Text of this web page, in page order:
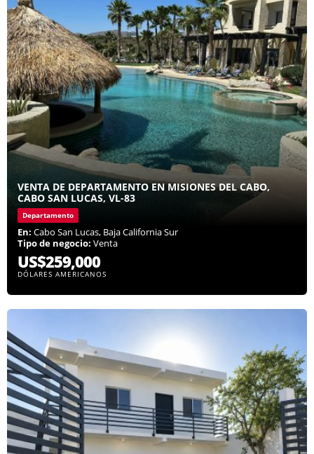
VENTA DE DEPARTAMENTO EN MISIONES DEL CABO,
CABO SAN LUCAS, VL-83
Departamento
En: Cabo San Lucas, Baja California Sur
Tipo de negocio: Venta
US$259,000
DÓLARES AMERICANOS